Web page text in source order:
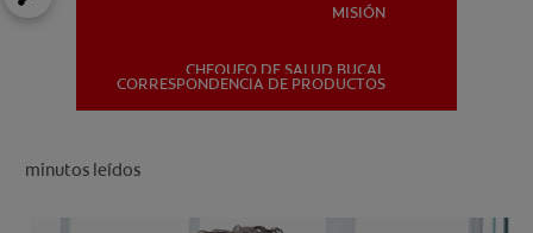
MISIÓN
CHEQUEO DE SALUD BUCAL
CORRESPONDENCIA DE PRODUCTOS
minutos leídos